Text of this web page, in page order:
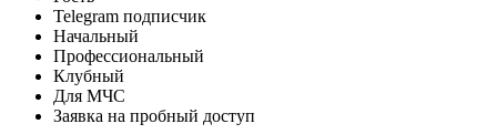
Telegram подписчик
Начальный
Профессиональный
Клубный
Для МЧС
Заявка на пробный доступ